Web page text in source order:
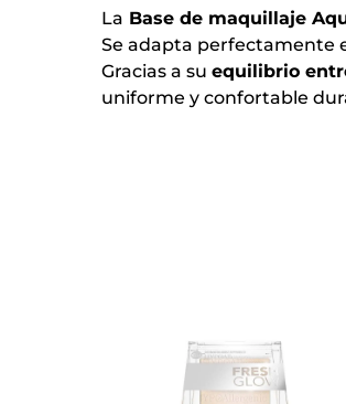
La Base de maquillaje
Se adapta perfectamente
Gracias a su equilibrio
uniforme y confortable